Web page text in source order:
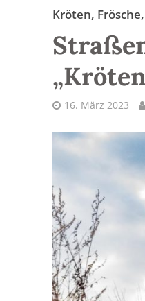
Kröten,
16. März 2023